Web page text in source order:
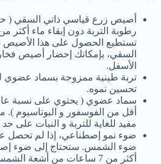
أصيص زرع قياسي ذاتي السقي (
رطوبة التربة دون إبقاء ماء أكثر من
تستطيع الحصول على هذا الأصيص
السقي، بإمكانك إحضار أصيص
الأسفل.
تربة طينية ممزوجة بسماد عضوي
تحسين نموه.
سماد عضوي ( يحتوي على نسبة
أقل من الفوسفور و البوتاسيوم ).
مفيد للغاية للتربة و النبات على
ضوء نمو إصطناعي، إذا لم تحصل
ضوء الشمس. ستحتاج إلى ضوء
أكثر من 7 ساعات من أشعة الشمس المباشرة.